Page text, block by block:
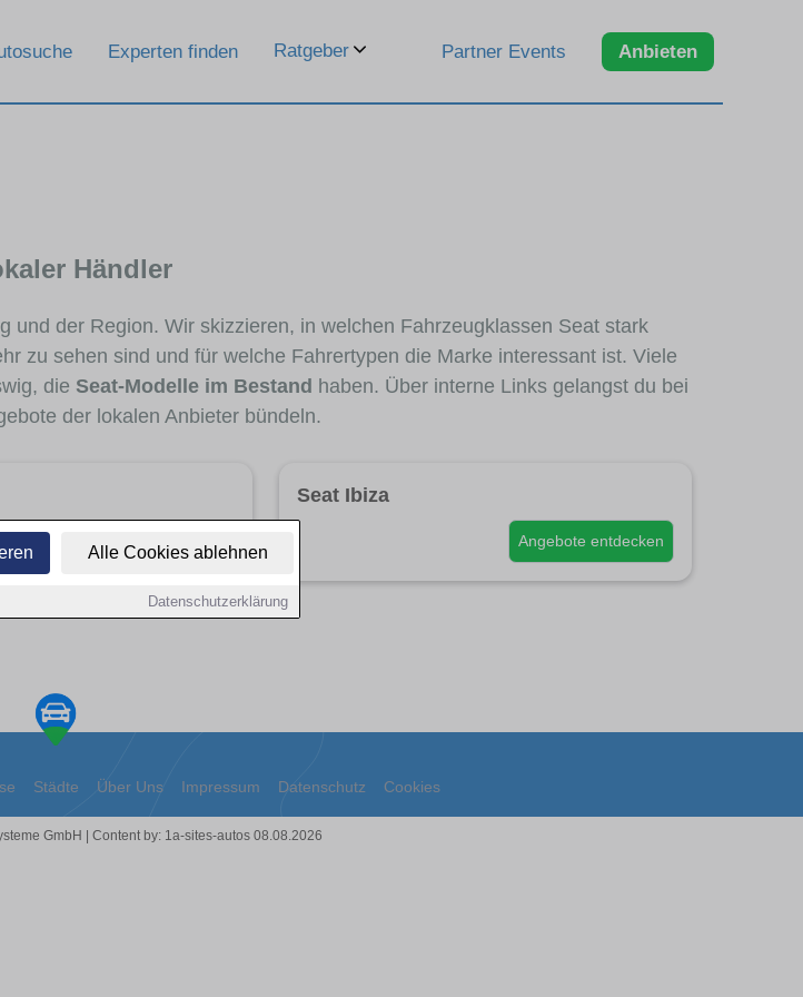
Alle Cookies ablehnen
Datenschutzerklärung
Experten finden Ratgeber Partner Events Anbieten
Händler
der Region. Wir skizzieren, in welchen Fahrzeugklassen Seat stark
zu sehen sind und für welche Fahrertypen die Marke interessant ist. Viele
die Seat-Modelle im Bestand haben. Über interne Links gelangst du bei
der lokalen Anbieter bündeln.
Seat Ibiza
Angebote entdecken
Städte Über Uns Impressum Datenschutz Cookies
GmbH | Content by: 1a-sites-autos 08.08.2026